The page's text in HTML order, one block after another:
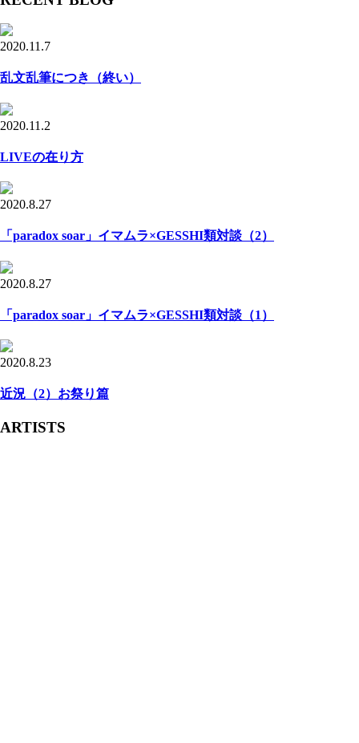
2020.11.7
乱文乱筆につき（終い）
2020.11.2
LIVEの在り方
2020.8.27
「paradox soar」イマムラ×GESSHI類対談（2）
2020.8.27
「paradox soar」イマムラ×GESSHI類対談（1）
2020.8.23
近況（2）お祭り篇
ARTISTS